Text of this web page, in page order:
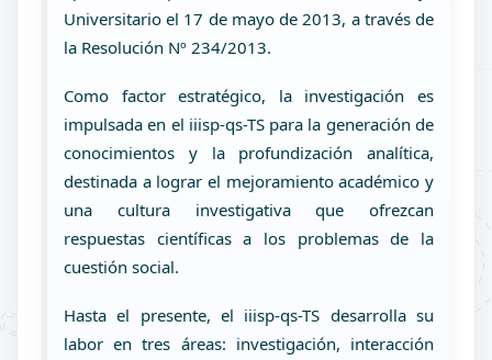
Universitario el 17 de mayo de 2013, a través de
la Resolución Nº 234/2013.
Como factor estratégico, la investigación es
impulsada en el iiisp-qs-TS para la generación de
conocimientos y la profundización analítica,
destinada a lograr el mejoramiento académico y
una cultura investigativa que ofrezcan
respuestas científicas a los problemas de la
cuestión social.
Hasta el presente, el iiisp-qs-TS desarrolla su
labor en tres áreas: investigación, interacción